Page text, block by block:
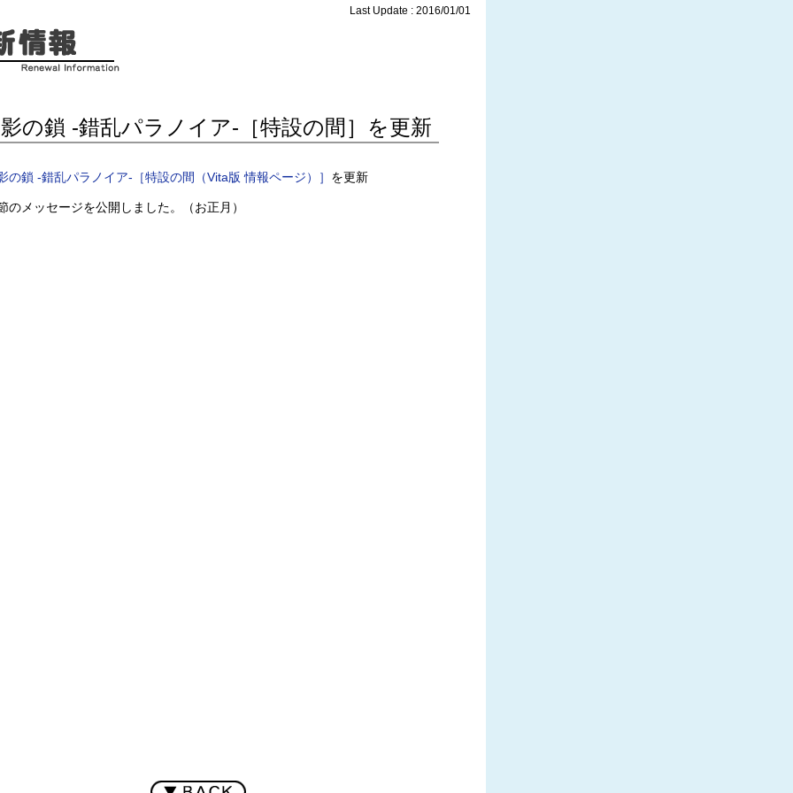
Last Update : 2016/01/01
影の鎖 -錯乱パラノイア-［特設の間］を更新
の鎖 -錯乱パラノイア-［特設の間（Vita版 情報ページ）］ を更新
のメッセージを公開しました。（お正月）